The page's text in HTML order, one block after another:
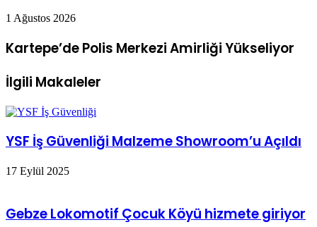
1 Ağustos 2026
Kartepe’de Polis Merkezi Amirliği Yükseliyor
İlgili Makaleler
YSF İş Güvenliği Malzeme Showroom’u Açıldı
17 Eylül 2025
Gebze Lokomotif Çocuk Köyü hizmete giriyor